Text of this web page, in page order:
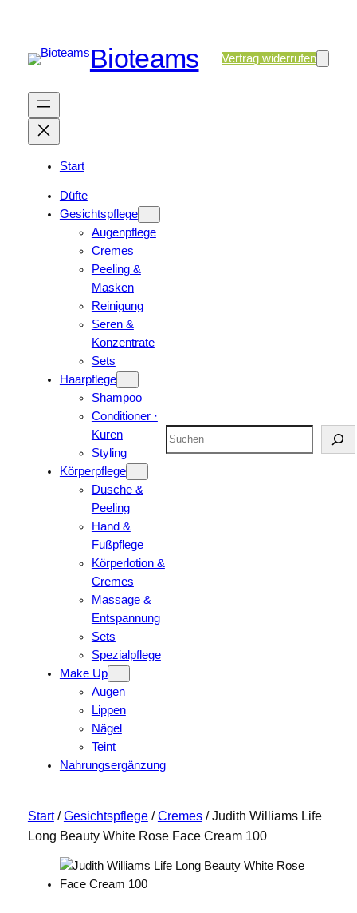
Bioteams Vertrag widerrufen
Start
Düfte
Gesichtspflege
Augenpflege
Cremes
Peeling &
Masken
Reinigung
Seren &
Konzentrate
Sets
Haarpflege
Shampoo
Conditioner ·
Kuren
Styling
Körperpflege
Dusche &
Peeling
Hand &
Fußpflege
Körperlotion &
Cremes
Massage &
Entspannung
Sets
Spezialpflege
Make Up
Augen
Lippen
Nägel
Teint
Nahrungsergänzung
Suchen
Start/Gesichtspflege/Cremes/ Judith Williams Life
Long Beauty White Rose Face Cream 100